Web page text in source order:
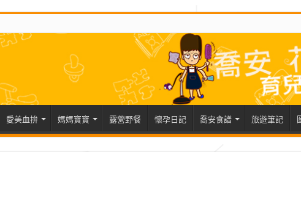
愛美血拚 媽媽寶寶 露營野餐 懷孕日記 喬安食譜 旅遊筆記